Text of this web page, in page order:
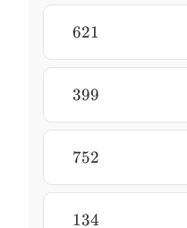
621
621
399
399
752
752
134
134